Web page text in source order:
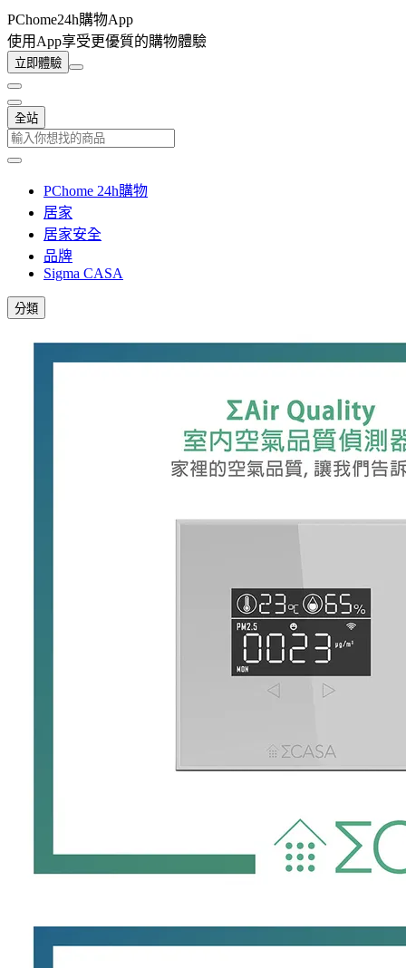
PChome24h購物App
使用App享受更優質的購物體驗
立即體驗
全站
PChome 24h購物
居家
居家安全
品牌
Sigma CASA
分類